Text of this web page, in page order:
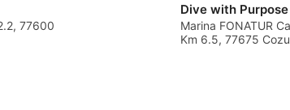
77600
Dive with
Marina FONATUR
Km 6.5, 77675
kullanmak